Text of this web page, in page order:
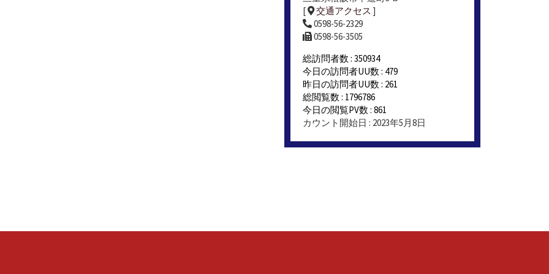
[
交通アクセス ]
0598-56-2329
0598-56-3505
総訪問者数 : 350934
今日の訪問者UU数 : 479
昨日の訪問者UU数 : 261
総閲覧数 : 1796786
今日の閲覧PV数 : 861
カウント開始日 : 2023年5月8日